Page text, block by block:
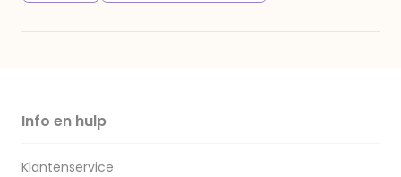
Info en hulp
Klantenservice